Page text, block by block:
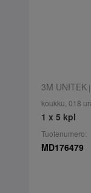
3M UNITEK|
koukku, 018
1 x 5 kpl
Tuotenumero:
MD176479